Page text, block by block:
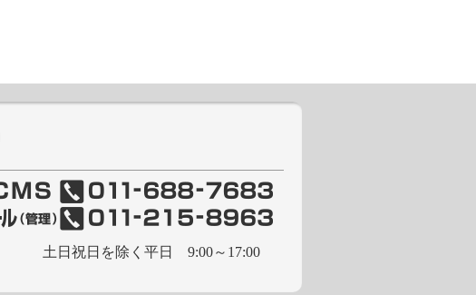
土日祝日を除く平日 9:00～17:00